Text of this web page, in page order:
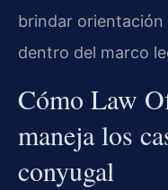
brindar orientación
dentro del marco
Cómo Law
maneja los
conyugal